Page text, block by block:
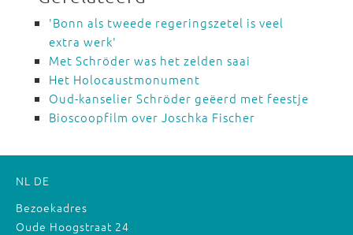
'Bonn als tweede regeringszetel is veel
extra werk'
Met Schröder was het zelden saai
Het Holocaustmonument
Oud-kanselier Schröder geëerd met feestje
Bioscoopfilm over Joschka Fischer
NL DE
Bezoekadres
Oude Hoogstraat 24